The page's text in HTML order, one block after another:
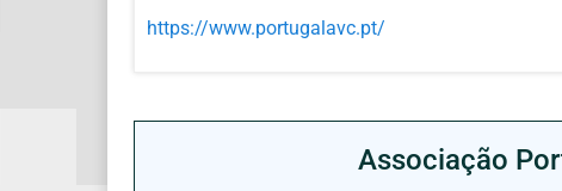
https://www.portugalavc.pt/
Associação